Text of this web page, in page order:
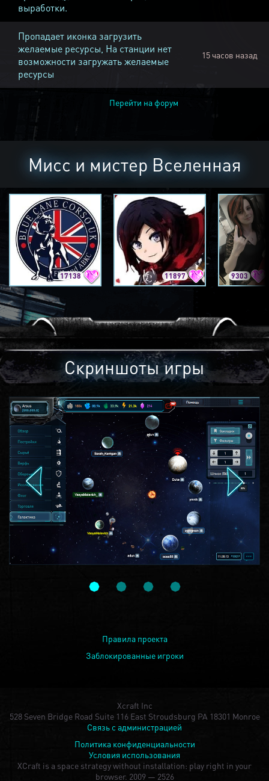
выработки.
Пропадает иконка загрузить
желаемые ресурсы, На станции нет
возможности загружать желаемые
ресурсы
15 часов назад
Перейти на форум
Мисс и мистер Вселенная
17138 11897 9303
Скриншоты игры
Правила проекта
Заблокированные игроки
Xcraft Inc
528 Seven Bridge Road Suite 116 East Stroudsburg PA 18301 Monroe
Связь с администрацией
Политика конфиденциальности
Условия использования
XCraft is a space strategy without installation: play right in your
browser. 2009 — 2526